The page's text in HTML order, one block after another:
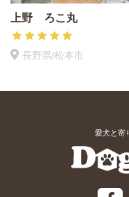
上野 ろこ丸
長野県/松本市
愛犬と寄